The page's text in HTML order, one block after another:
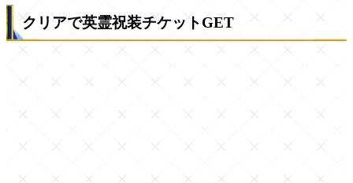
クリアで英霊祝装チケットGET